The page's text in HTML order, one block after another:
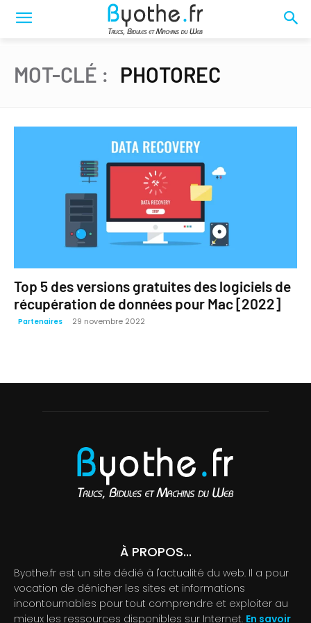
MOT-CLÉ : PHOTOREC
Top 5 des versions gratuites des logiciels de
récupération de données pour Mac [2022]
Partenaires 29 novembre 2022
À PROPOS...
Byothe.fr est un site dédié à l'actualité du web. Il a pour
vocation de dénicher les sites et informations
incontournables pour tout comprendre et exploiter au
mieux les ressources disponibles sur Internet. En savoir